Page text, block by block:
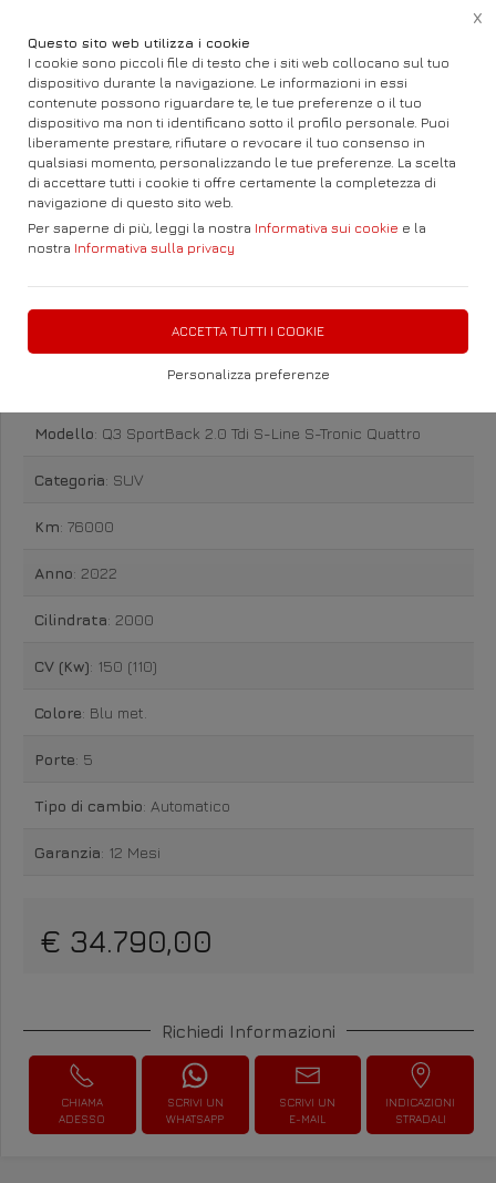
Questo sito web utilizza i cookie
I cookie sono piccoli file di testo che i siti web collocano sul tuo
dispositivo durante la navigazione. Le informazioni in essi
contenute possono riguardare te, le tue preferenze o il tuo
dispositivo ma non ti identificano sotto il profilo personale. Puoi
liberamente prestare, rifiutare o revocare il tuo consenso in
qualsiasi momento, personalizzando le tue preferenze. La scelta
di accettare tutti i cookie ti offre certamente la completezza di
navigazione di questo sito web.
Per saperne di più, leggi la nostra Informativa sui cookie e la
nostra Informativa sulla privacy
ACCETTA TUTTI I COOKIE
Personalizza preferenze
X
Home Auto e Fuoristrada Q3
Audi Q3 SportBack 2.0 Tdi S-
Line S-Tronic Quattro Diesel
Modello: Q3 SportBack 2.0 Tdi S-Line S-Tronic Quattro
Categoria: SUV
Km: 76000
Anno: 2022
Cilindrata: 2000
CV (Kw): 150 (110)
Colore: Blu met.
Porte: 5
Tipo di cambio: Automatico
Garanzia: 12 Mesi
€ 34.790,00
Richiedi Informazioni
CHIAMA
ADESSO
SCRIVI UN
WHATSAPP
SCRIVI UN
E-MAIL
INDICAZIONI
STRADALI